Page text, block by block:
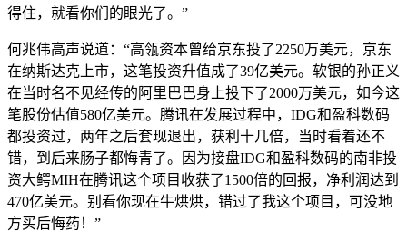
得住，就看你们的眼光了。”
何兆伟高声说道：“高瓴资本曾给京东投了2250万美元，京东
在纳斯达克上市，这笔投资升值成了39亿美元。软银的孙正义
在当时名不见经传的阿里巴巴身上投下了2000万美元，如今这
笔股份估值580亿美元。腾讯在发展过程中，IDG和盈科数码
都投资过，两年之后套现退出，获利十几倍，当时看着还不
错，到后来肠子都悔青了。因为接盘IDG和盈科数码的南非投
资大鳄MIH在腾讯这个项目收获了1500倍的回报，净利润达到
470亿美元。别看你现在牛烘烘，错过了我这个项目，可没地
方买后悔药！”